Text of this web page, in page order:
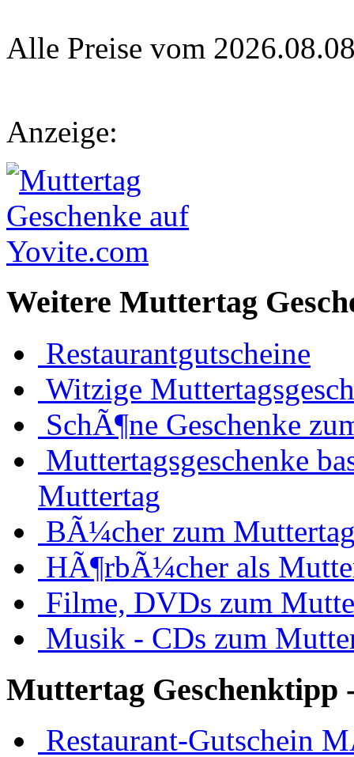
Alle Preise vom
Anzeige:
Weitere Muttertag
Restaurantgutscheine
Witzige
SchÃ¶ne Geschenke
Muttertagsgeschenke
Muttertag
BÃ¼cher zum
HÃ¶rbÃ¼cher als
Filme, DVDs zum
Musik - CDs zum
Muttertag Geschenktipp
Restaurant-Gutschein